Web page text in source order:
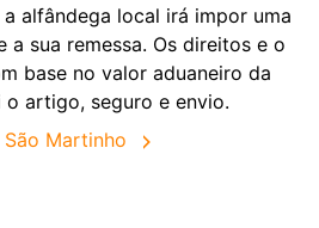
alfândega local irá impor uma
sua remessa. Os direitos e o
base no valor aduaneiro da
artigo, seguro e envio.
Martinho